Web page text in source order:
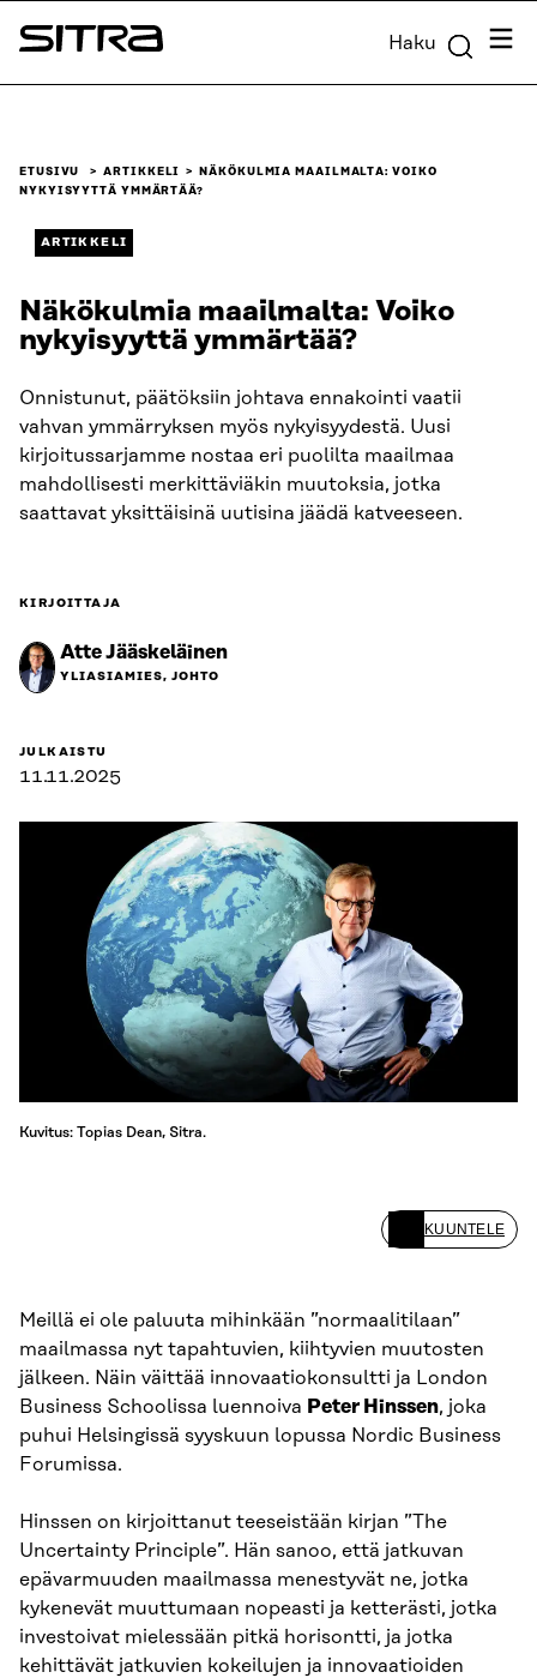
Siirry
suoraan
Sitra Haku
ETUSIVU ARTIKKELI
NÄKÖKULMIA MAAILMALTA: VOIKO
NYKYISYYTTÄ YMMÄRTÄÄ?
ARTIKKELI
Näkökulmia maailmalta: Voiko
nykyisyyttä ymmärtää?
Onnistunut, päätöksiin johtava ennakointi vaatii
vahvan ymmärryksen myös nykyisyydestä. Uusi
kirjoitussarjamme nostaa eri puolilta maailmaa
mahdollisesti merkittäviäkin muutoksia, jotka
saattavat yksittäisinä uutisina jäädä katveeseen.
KIRJOITTAJA
Atte Jääskeläinen
YLIASIAMIES, JOHTO
JULKAISTU
11.11.2025
Kuvitus: Topias Dean, Sitra.
KUUNTELE
Meillä ei ole paluuta mihinkään ”normaalitilaan”
maailmassa nyt tapahtuvien, kiihtyvien muutosten
jälkeen. Näin väittää innovaatiokonsultti ja London
Business Schoolissa luennoiva Peter Hinssen, joka
puhui Helsingissä syyskuun lopussa Nordic Business
Forumissa.
Hinssen on kirjoittanut teeseistään kirjan ”The
Uncertainty Principle”. Hän sanoo, että jatkuvan
epävarmuuden maailmassa menestyvät ne, jotka
kykenevät muuttumaan nopeasti ja ketterästi, jotka
investoivat mielessään pitkä horisontti, ja jotka
kehittävät jatkuvien kokeilujen ja innovaatioiden